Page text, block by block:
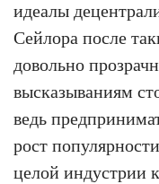
идеалы
Сейлора после
довольно
высказываниям
ведь
рост
целой индустрии